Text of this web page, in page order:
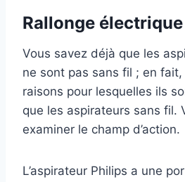
Rallonge électrique
Vous savez déjà que les
ne sont pas sans fil ; en fait,
raisons pour lesquelles ils
que les aspirateurs sans fil.
examiner le champ d’action.
L’aspirateur Philips a une